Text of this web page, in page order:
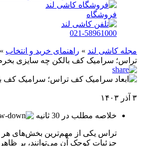
فروشگاه
021-58961000
مجله کاشی لند » راهنمای خرید و انتخاب »
تراس؛ سرامیک کف بالکن چه سایزی
۳ آذر ۱۴۰۳
خلاصه مطلب در 30 ثانیه
تراس یکی از مهم‌ترین بخش‌های
جزئیات کوچک آن می‌توانند، بر ظاهر